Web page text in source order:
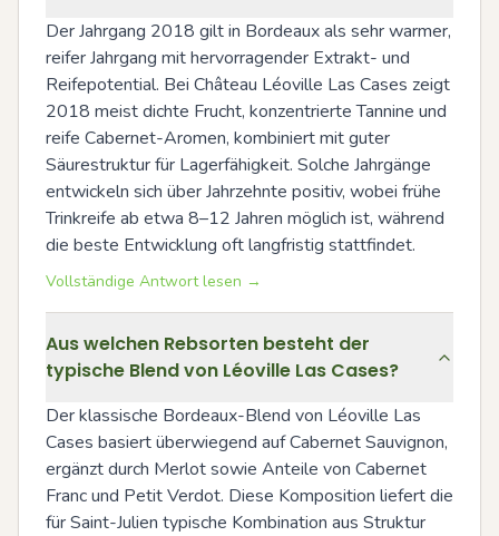
Der Jahrgang 2018 gilt in Bordeaux als sehr warmer,
reifer Jahrgang mit hervorragender Extrakt- und
Reifepotential. Bei Château Léoville Las Cases zeigt
2018 meist dichte Frucht, konzentrierte Tannine und
reife Cabernet-Aromen, kombiniert mit guter
Säurestruktur für Lagerfähigkeit. Solche Jahrgänge
entwickeln sich über Jahrzehnte positiv, wobei frühe
Trinkreife ab etwa 8–12 Jahren möglich ist, während
die beste Entwicklung oft langfristig stattfindet.
Vollständige Antwort lesen →
Aus welchen Rebsorten besteht der
typische Blend von Léoville Las Cases?
Der klassische Bordeaux-Blend von Léoville Las
Cases basiert überwiegend auf Cabernet Sauvignon,
ergänzt durch Merlot sowie Anteile von Cabernet
Franc und Petit Verdot. Diese Komposition liefert die
für Saint-Julien typische Kombination aus Struktur